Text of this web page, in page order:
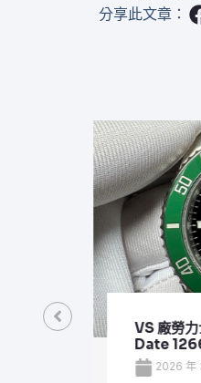
分享此文章：
VS 廠勞
Date
2026 年